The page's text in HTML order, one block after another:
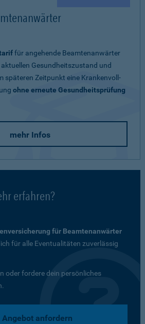
für angehende Beamtenanwärter
Gesundheitszustand und
späteren Zeitpunkt eine Krankenvoll-
ohne erneute Gesundheitsprüfung
mehr Infos
erfahren?
für Beamtenanwärter
für alle Eventualitäten zuverlässig
oder fordere dein persönliches
Angebot anfordern